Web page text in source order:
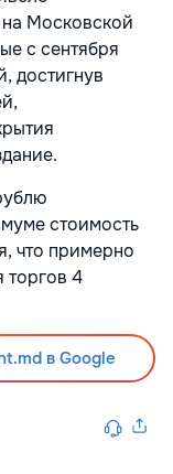
Московской
с сентября
достигнув
стоимость
что примерно
торгов 4
в Google